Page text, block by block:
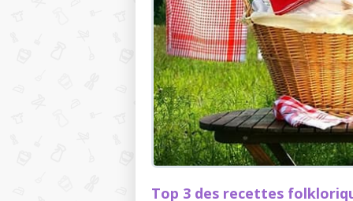
Top 3 des recettes